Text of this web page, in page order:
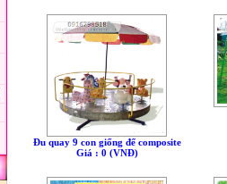
Đu quay 9 con giống đế composite
Giá : 0 (VNÐ)